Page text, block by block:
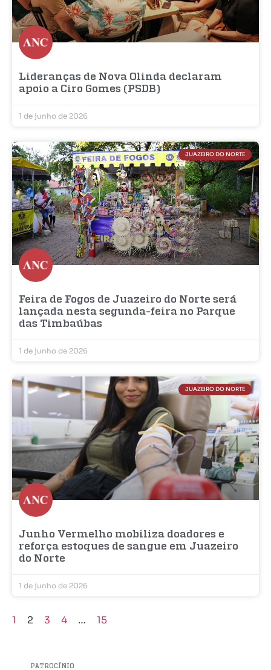
Lideranças de Nova Olinda declaram
apoio a Ciro Gomes (PSDB)
1 de junho de 2026
JUAZEIRO DO NORTE
Feira de Fogos de Juazeiro do Norte será
lançada nesta segunda-feira no Parque
das Timbaúbas
1 de junho de 2026
JUAZEIRO DO NORTE
Junho Vermelho mobiliza doadores e
reforça estoques de sangue em Juazeiro
do Norte
1 de junho de 2026
1 2 3 4 … 15
PATROCÍNIO